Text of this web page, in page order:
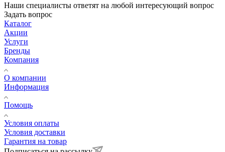
Наши специалисты ответят на любой интересующий вопрос
Задать вопрос
Каталог
Акции
Услуги
Бренды
Компания
О компании
Информация
Помощь
Условия оплаты
Условия доставки
Гарантия на товар